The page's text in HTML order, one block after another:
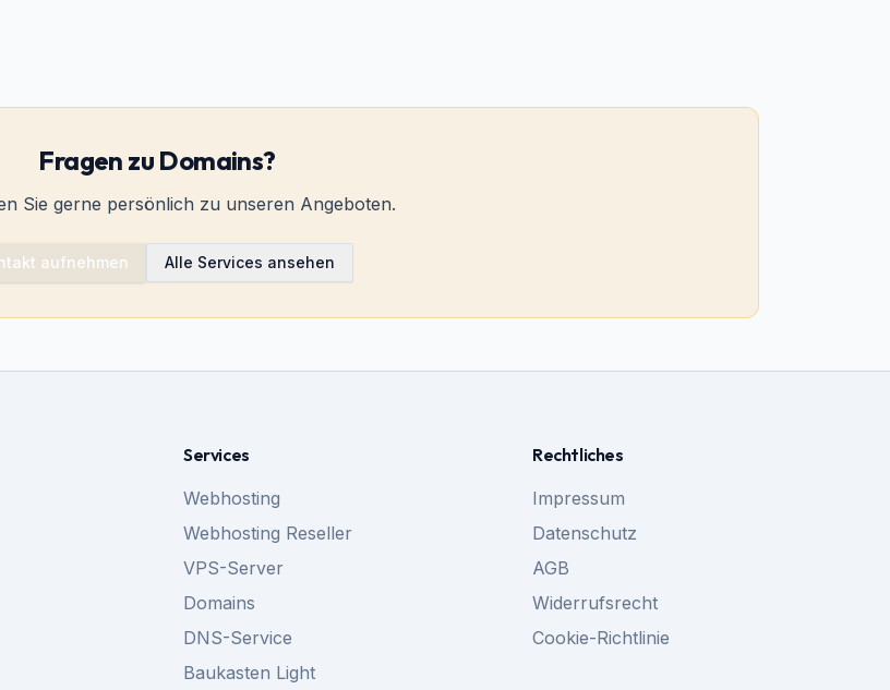
Fragen zu Domains?
Sie gerne persönlich zu unseren Angeboten.
aufnehmen Alle Services ansehen
Services
Webhosting
Webhosting Reseller
VPS-Server
Domains
DNS-Service
Baukasten Light
Rechtliches
Impressum
Datenschutz
AGB
Widerrufsrecht
Cookie-Richtlinie